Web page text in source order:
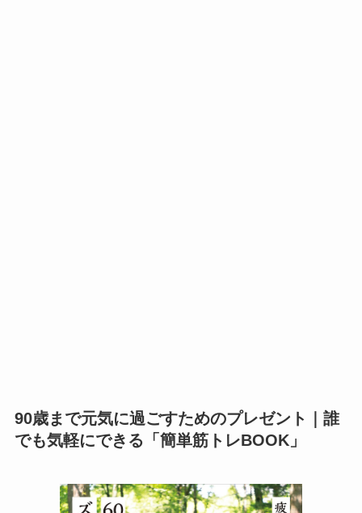
90歳まで元気に過ごすためのプレゼント｜誰
でも気軽にできる「簡単筋トレBOOK」